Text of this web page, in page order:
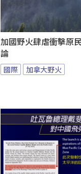
加國野火肆虐衝擊原
論
國際 加拿大野火